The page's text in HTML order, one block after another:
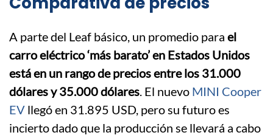
A parte del Leaf básico, un promedio para el
carro eléctrico ‘más barato’ en Estados Unidos
está en un rango de precios entre los 31.000
dólares y 35.000 dólares. El nuevo MINI Cooper
EV llegó en 31.895 USD, pero su futuro es
incierto dado que la producción se llevará a cabo